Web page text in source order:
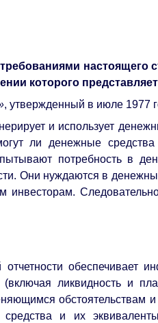
настоящего
которого
, утвержденный в июле 1977
и использует
ли денежные средства
потребность в
Они нуждаются в
обеспечивает
ликвидность и
и их